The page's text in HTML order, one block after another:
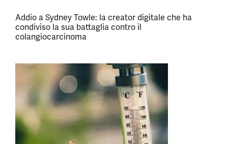
Addio a Sydney Towle: la creator digitale che ha
condiviso la sua battaglia contro il
colangiocarcinoma